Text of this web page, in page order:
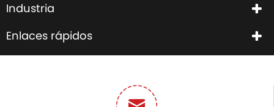
Industria
Enlaces rápidos